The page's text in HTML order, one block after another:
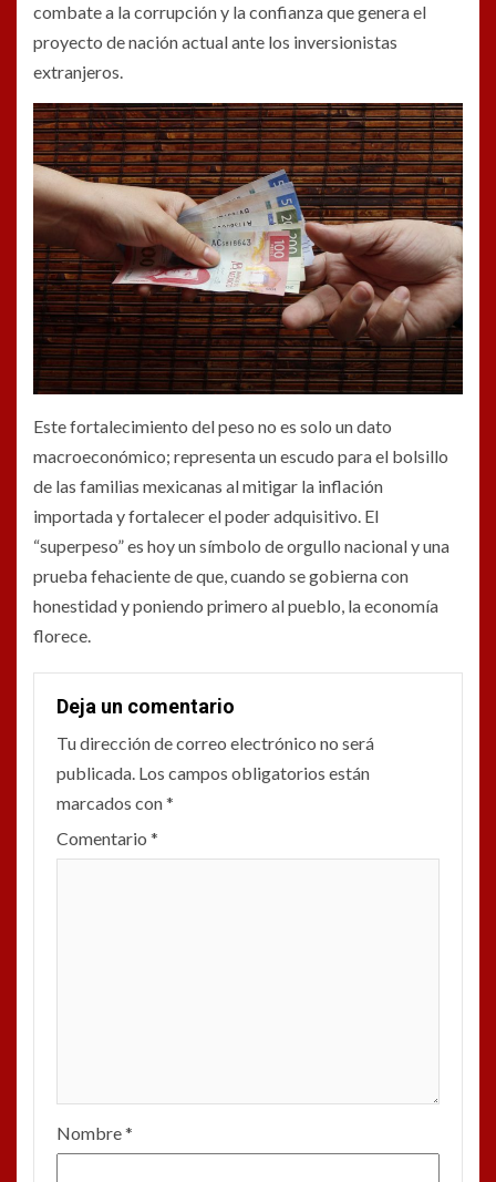
combate a la corrupción y la confianza que genera el
proyecto de nación actual ante los inversionistas
extranjeros.
Este fortalecimiento del peso no es solo un dato
macroeconómico; representa un escudo para el bolsillo
de las familias mexicanas al mitigar la inflación
importada y fortalecer el poder adquisitivo. El
“superpeso” es hoy un símbolo de orgullo nacional y una
prueba fehaciente de que, cuando se gobierna con
honestidad y poniendo primero al pueblo, la economía
florece.
Deja un comentario
Tu dirección de correo electrónico no será
publicada. Los campos obligatorios están
marcados con*
Comentario *
Nombre*